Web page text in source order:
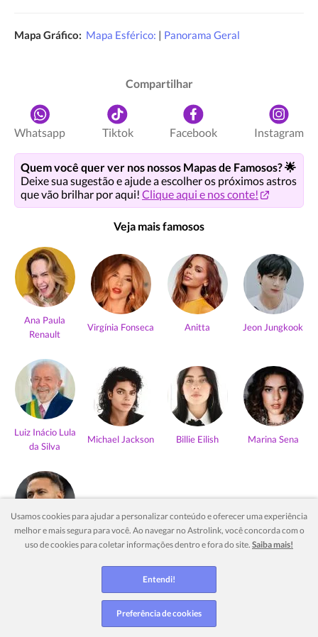
Mapa Gráfico: Mapa Esférico: | Panorama Geral
Compartilhar
Whatsapp Tiktok Facebook Instagram
Quem você quer ver nos nossos Mapas de Famosos? 🌟
Deixe sua sugestão e ajude a escolher os próximos astros
que vão brilhar por aqui! Clique aqui e nos conte!
Veja mais famosos
Ana Paula
Renault
Virgínia Fonseca Anitta Jeon Jungkook
Luiz Inácio Lula
da Silva
Michael Jackson Billie Eilish Marina Sena
Neymar Jr
Ver mais
Usamos cookies para ajudar a personalizar conteúdo e oferecer uma experiência
melhor e mais segura para você. Ao navegar no Astrolink, você concorda com o
uso de cookies para coletar informações dentro e fora do site. Saiba mais!
Entendi!
Preferência de cookies